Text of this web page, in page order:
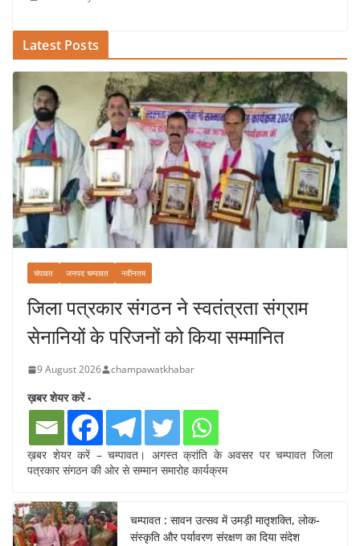
Latest Posts
चंपावत जनपद चम्पावत नवीनतम
जिला पत्रकार संगठन ने स्वतंत्रता संग्राम
सेनानियों के परिजनों को किया सम्मानित
9 August 2026 champawatkhabar
ख़बर शेयर करें -
ख़बर शेयर करें – चम्पावत। अगस्त क्रांति के अवसर पर चम्पावत जिला
पत्रकार संगठन की ओर से सम्मान समारोह कार्यक्रम
चम्पावत : सावन उत्सव में उमड़ी मातृशक्ति, लोक-
संस्कृति और पर्यावरण संरक्षण का दिया संदेश